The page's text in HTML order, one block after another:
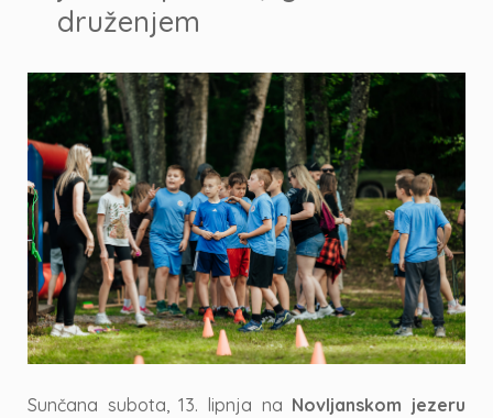
druženjem
Sunčana subota, 13. lipnja na Novljanskom jezeru